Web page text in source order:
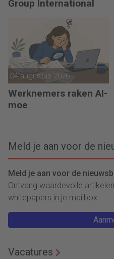
Group International
04 augustus 2026
Werknemers raken AI-
moe
Meld je aan voor de
Meld je aan voor de
Ontvang waardevolle
whitepapers in je mailbox.
Vacatures